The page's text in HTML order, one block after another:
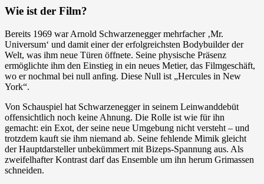
Wie ist der Film?
Bereits 1969 war Arnold Schwarzenegger mehrfacher ‚Mr.
Universum‘ und damit einer der erfolgreichsten Bodybuilder der
Welt, was ihm neue Türen öffnete. Seine physische Präsenz
ermöglichte ihm den Einstieg in ein neues Metier, das Filmgeschäft,
wo er nochmal bei null anfing. Diese Null ist „Hercules in New
York“.
Von Schauspiel hat Schwarzenegger in seinem Leinwanddebüt
offensichtlich noch keine Ahnung. Die Rolle ist wie für ihn
gemacht: ein Exot, der seine neue Umgebung nicht versteht – und
trotzdem kauft sie ihm niemand ab. Seine fehlende Mimik gleicht
der Hauptdarsteller unbekümmert mit Bizeps-Spannung aus. Als
zweifelhafter Kontrast darf das Ensemble um ihn herum Grimassen
schneiden.